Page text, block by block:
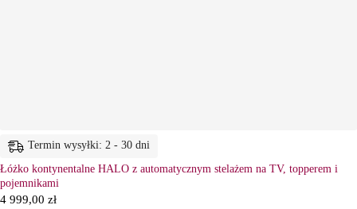
Termin wysyłki: 2 - 30 dni
Łóżko kontynentalne HALO z automatycznym stelażem na TV, topperem i
pojemnikami
4 999,00 zł